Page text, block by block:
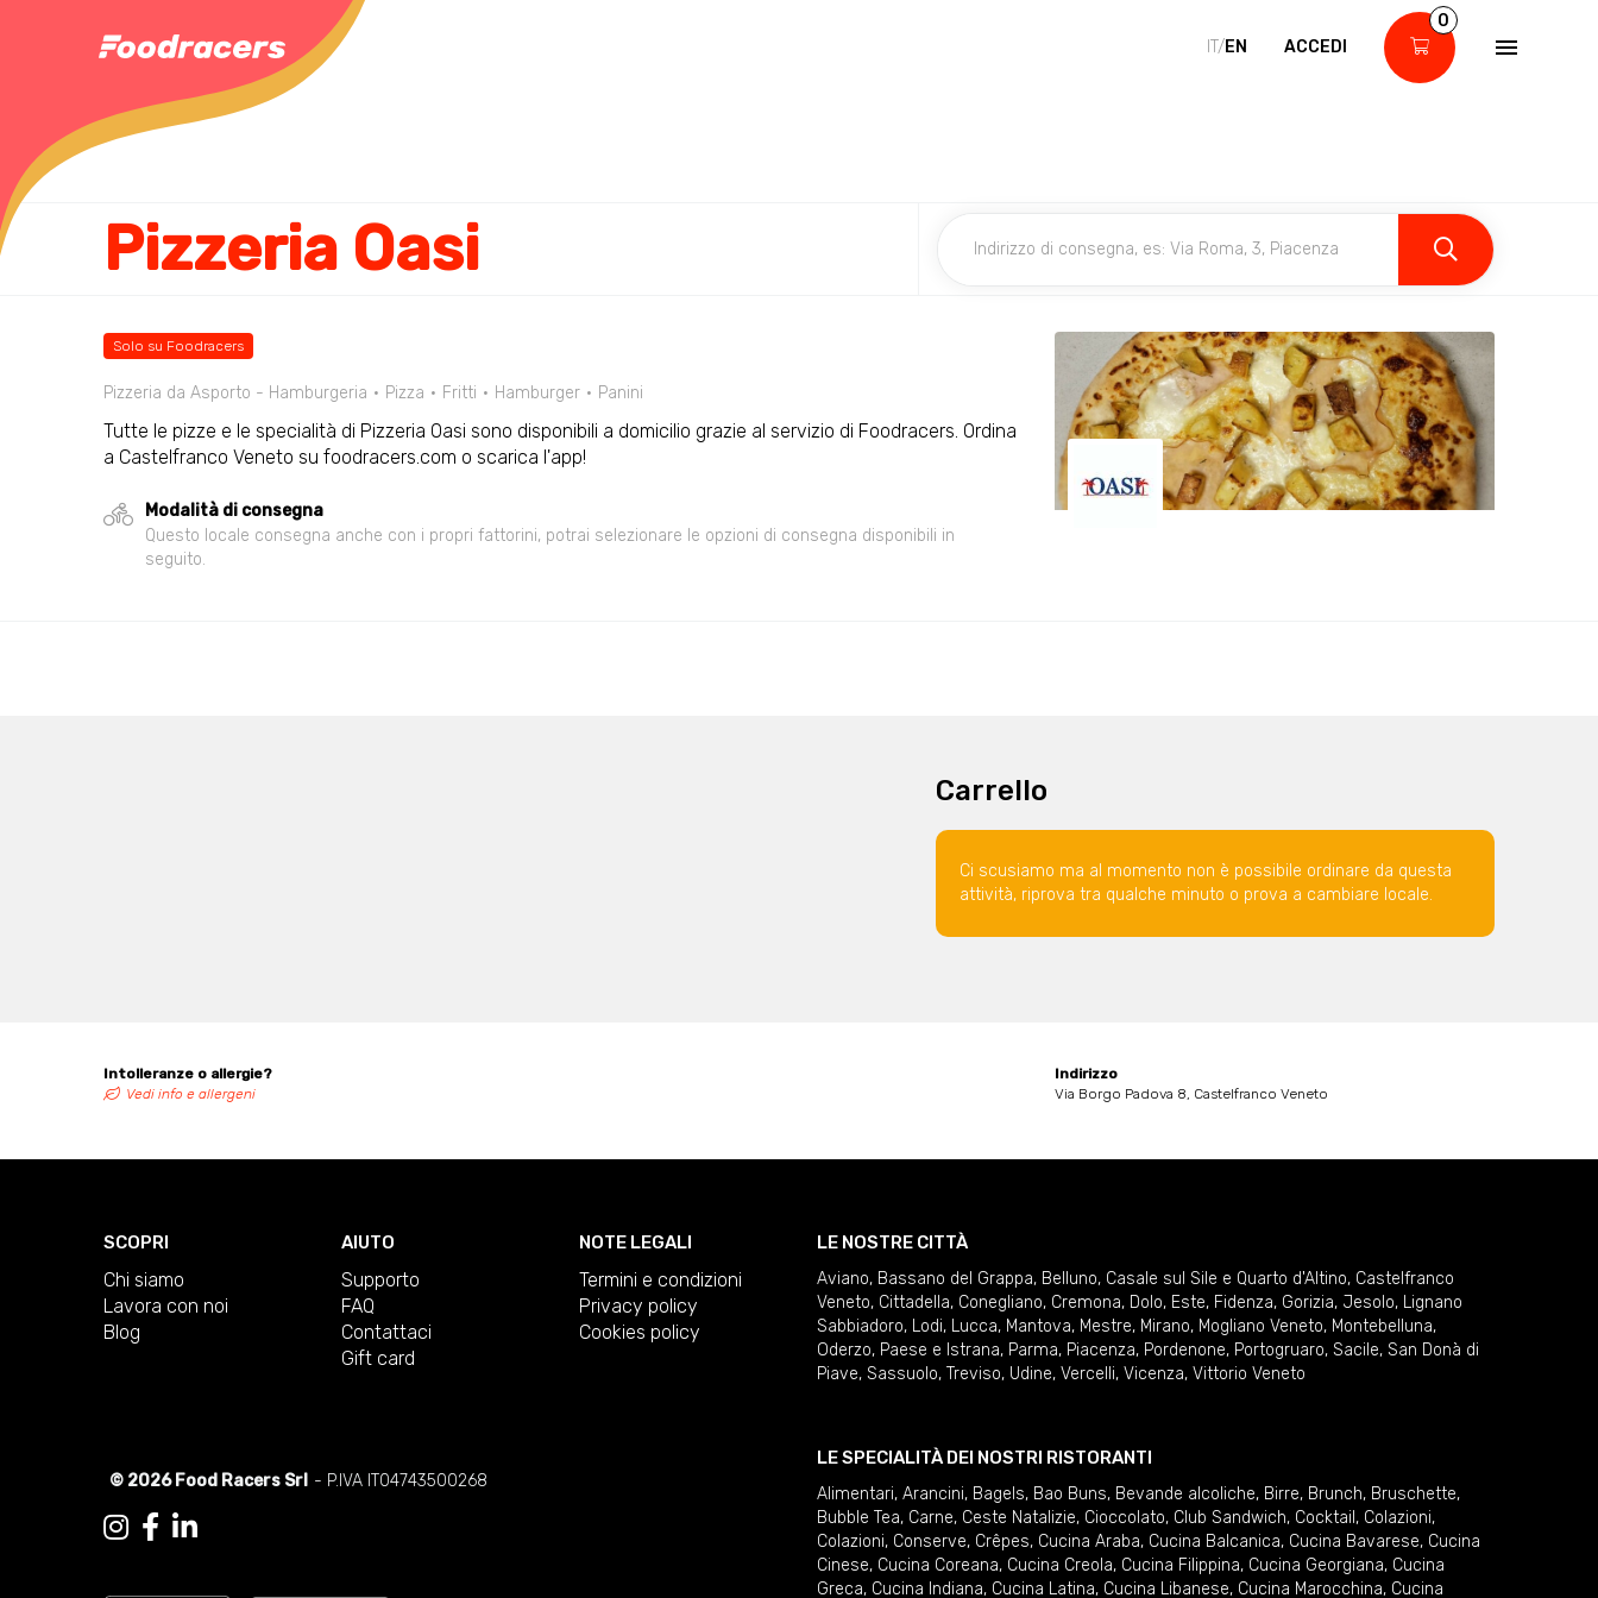
IT/EN ACCEDI
0
Pizzeria Oasi
Solo su Foodracers
Pizzeria da Asporto - Hamburgeria Pizza Fritti Hamburger Panini
Tutte le pizze e le specialità di Pizzeria Oasi sono disponibili a domicilio grazie al servizio di Foodracers. Ordina
a Castelfranco Veneto su foodracers.com o scarica l'app!
Modalità di consegna
Questo locale consegna anche con i propri fattorini, potrai selezionare le opzioni di consegna disponibili in
seguito.
Carrello
Ci scusiamo ma al momento non è possibile ordinare da questa
attività, riprova tra qualche minuto o prova a cambiare locale.
Intolleranze o allergie?
Vedi info e allergeni
Indirizzo
Via Borgo Padova 8, Castelfranco Veneto
SCOPRI
Chi siamo
Lavora con noi
Blog
AIUTO
Supporto
FAQ
Contattaci
Gift card
NOTE LEGALI
Termini e condizioni
Privacy policy
Cookies policy
© 2026 Food Racers Srl - P.IVA IT04743500268
LE NOSTRE CITTÀ
Aviano, Bassano del Grappa, Belluno, Casale sul Sile e Quarto d'Altino, Castelfranco
Veneto, Cittadella, Conegliano, Cremona, Dolo, Este, Fidenza, Gorizia, Jesolo, Lignano
Sabbiadoro, Lodi, Lucca, Mantova, Mestre, Mirano, Mogliano Veneto, Montebelluna,
Oderzo, Paese e Istrana, Parma, Piacenza, Pordenone, Portogruaro, Sacile, San Donà di
Piave, Sassuolo, Treviso, Udine, Vercelli, Vicenza, Vittorio Veneto
LE SPECIALITÀ DEI NOSTRI RISTORANTI
Alimentari, Arancini, Bagels, Bao Buns, Bevande alcoliche, Birre, Brunch, Bruschette,
Bubble Tea, Carne, Ceste Natalizie, Cioccolato, Club Sandwich, Cocktail , Colazioni,
Colazioni, Conserve, Crêpes, Cucina Araba, Cucina Balcanica, Cucina Bavarese, Cucina
Cinese, Cucina Coreana, Cucina Creola, Cucina Filippina, Cucina Georgiana, Cucina
Greca, Cucina Indiana, Cucina Latina, Cucina Libanese, Cucina Marocchina, Cucina